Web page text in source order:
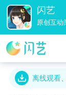
闪艺
原创互动
30.7万字 · 12.8万
离线观看